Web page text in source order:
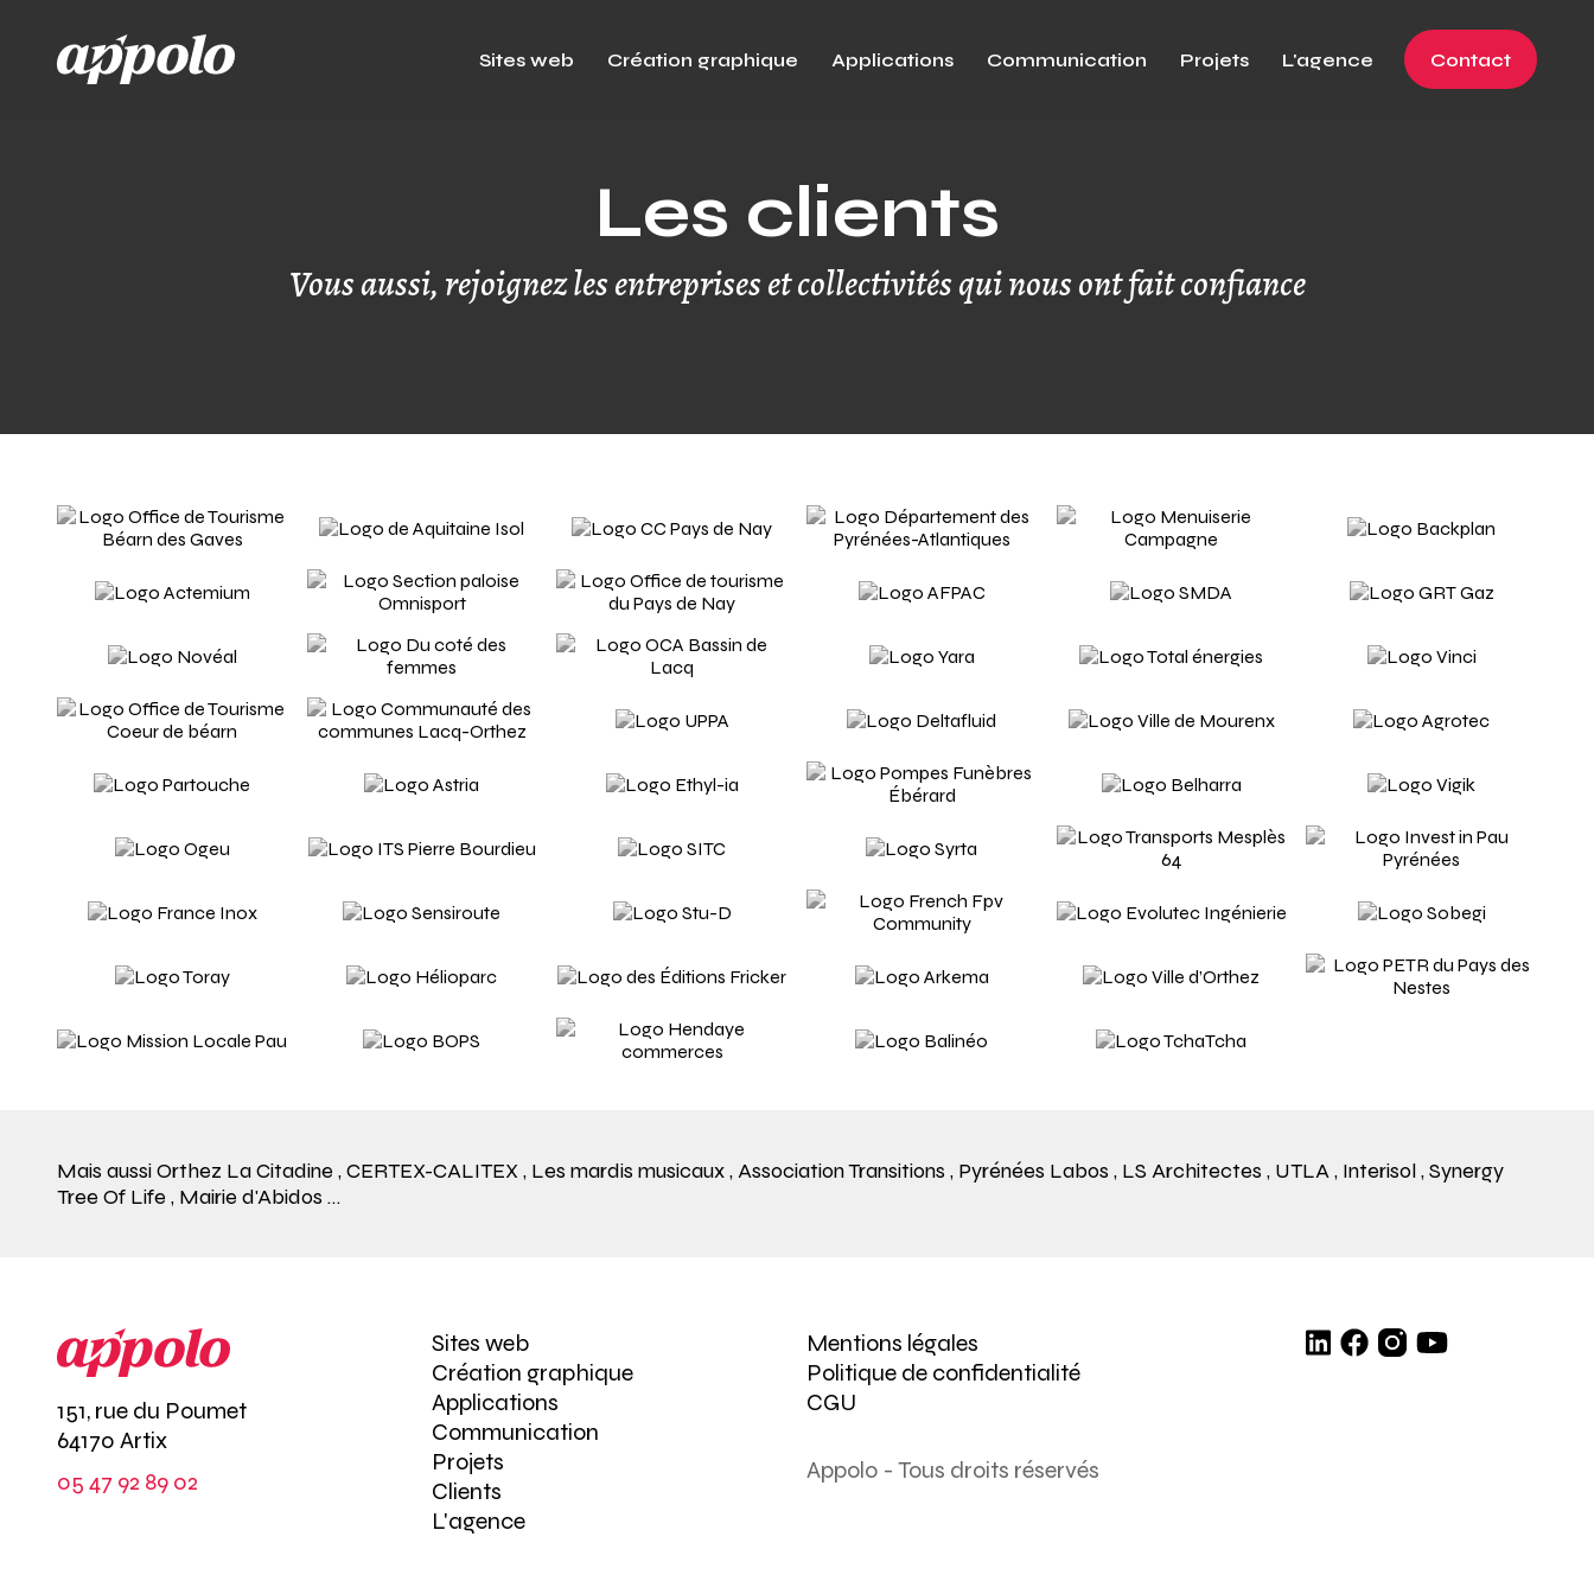
Sites web Création graphique Applications Communication Projets L'agence Contact
Les clients
Vous aussi, rejoignez les entreprises et collectivités qui nous ont fait confiance
Mais aussiOrthez La Citadine ,CERTEX-CALITEX , Les mardis musicaux,Association Transitions , Pyrénées Labos , LS Architectes , UTLA, Interisol,Synergy
Tree Of Life , Mairie d'Abidos …
151, rue du Poumet
64170 Artix
05 47 92 89 02
Sites web
Création graphique
Applications
Communication
Projets
Clients
L'agence
Mentions légales
Politique de confidentialité
CGU
Appolo - Tous droits réservés